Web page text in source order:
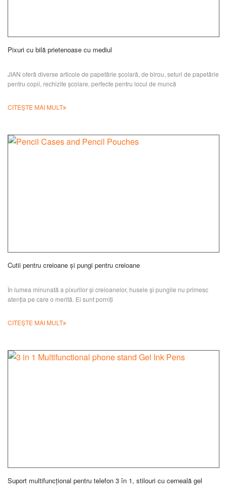
Pixuri cu bilă prietenoase cu mediul
JIAN oferă diverse articole de papetărie școlară, de birou, seturi de papetărie
pentru copii, rechizite școlare, perfecte pentru locul de muncă
CITEȘTE MAI MULT
Cutii pentru creioane și pungi pentru creioane
În lumea minunată a pixurilor și creioanelor, husele și pungile nu primesc
atenția pe care o merită. Ei sunt porniți
CITEȘTE MAI MULT
Suport multifuncțional pentru telefon 3 în 1, stilouri cu cerneală gel